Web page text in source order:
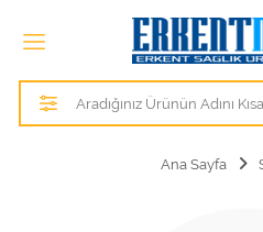
Tüm
Alezler
Ana Sayfa